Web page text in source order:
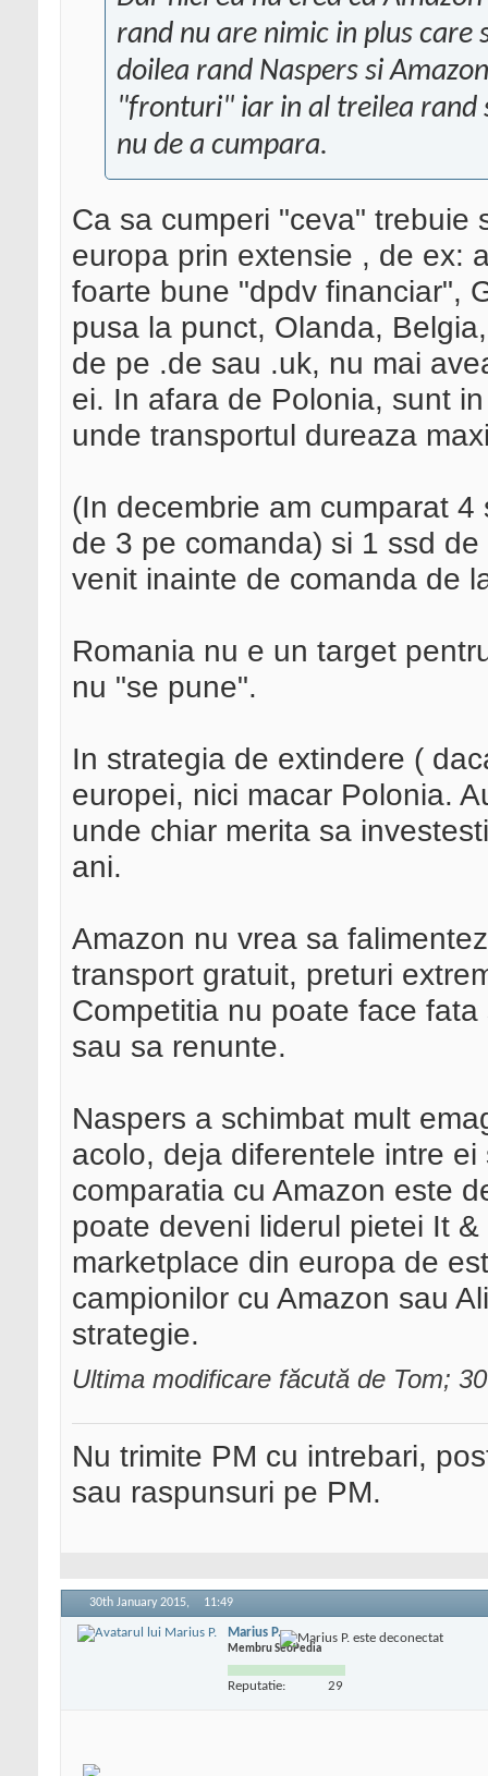
rand nu are nimic in plus care
doilea rand Naspers si
"fronturi" iar in al treilea rand
nu de a cumpara.
Ca sa cumperi "ceva" trebuie
europa prin extensie , de ex:
foarte bune "dpdv financiar",
pusa la punct, Olanda,
de pe .de sau .uk, nu mai
ei. In afara de Polonia, sunt
unde transportul dureaza
(In decembrie am cumparat
de 3 pe comanda) si 1 ssd
venit inainte de comanda de
Romania nu e un target
nu "se pune".
In strategia de extindere (
europei, nici macar Polonia.
unde chiar merita sa
ani.
Amazon nu vrea sa
transport gratuit, preturi
Competitia nu poate face
sau sa renunte.
Naspers a schimbat mult
acolo, deja diferentele intre
comparatia cu Amazon este
poate deveni liderul pietei It
marketplace din europa de
campionilor cu Amazon sau
strategie.
Ultima modificare făcută de Tom;
Nu trimite PM cu intrebari,
sau raspunsuri pe PM.
30th January 2015, 11:49
Marius P.
Membru SeoPedia
Reputatie: 29